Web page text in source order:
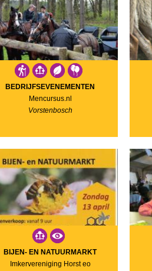
BEDRIJFSEVENEMENTEN
Mencursus.nl
Vorstenbosch
BIJEN- EN NATUURMARKT
Imkervereniging Horst eo